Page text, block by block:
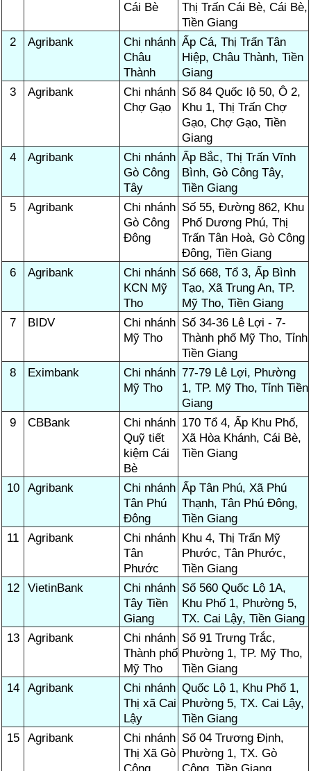
Cái Bè
Thị Trấn Cái Bè, Cái Bè,
Tiền Giang
2
Agribank
Chi nhánh
Châu
Thành
Ấp Cá, Thị Trấn Tân
Hiệp, Châu Thành, Tiền
Giang
3
Agribank
Chi nhánh
Chợ Gạo
Số 84 Quốc lộ 50, Ô 2,
Khu 1, Thị Trấn Chợ
Gạo, Chợ Gạo, Tiền
Giang
4
Agribank
Chi nhánh
Gò Công
Tây
Ấp Bắc, Thị Trấn Vĩnh
Bình, Gò Công Tây,
Tiền Giang
5
Agribank
Chi nhánh
Gò Công
Đông
Số 55, Đường 862, Khu
Phố Dương Phú, Thị
Trấn Tân Hoà, Gò Công
Đông, Tiền Giang
6
Agribank
Chi nhánh
KCN Mỹ
Tho
Số 668, Tổ 3, Ấp Bình
Tạo, Xã Trung An, TP.
Mỹ Tho, Tiền Giang
7
BIDV
Chi nhánh
Mỹ Tho
Số 34-36 Lê Lợi - 7-
Thành phố Mỹ Tho, Tỉnh
Tiền Giang
8
Eximbank
Chi nhánh
Mỹ Tho
77-79 Lê Lợi, Phường
1, TP. Mỹ Tho, Tỉnh Tiền
Giang
9
CBBank
Chi nhánh
Quỹ tiết
kiệm Cái
Bè
170 Tổ 4, Ấp Khu Phố,
Xã Hòa Khánh, Cái Bè,
Tiền Giang
10 Agribank
Chi nhánh
Tân Phú
Đông
Ấp Tân Phú, Xã Phú
Thạnh, Tân Phú Đông,
Tiền Giang
11
Agribank
Chi nhánh
Tân
Phước
Khu 4, Thị Trấn Mỹ
Phước, Tân Phước,
Tiền Giang
12
VietinBank
Chi nhánh
Tây Tiền
Giang
Số 560 Quốc Lộ 1A,
Khu Phố 1, Phường 5,
TX. Cai Lậy, Tiền Giang
13
Agribank
Chi nhánh
Thành phố
Mỹ Tho
Số 91 Trưng Trắc,
Phường 1, TP. Mỹ Tho,
Tiền Giang
14
Agribank
Chi nhánh
Thị xã Cai
Lậy
Quốc Lộ 1, Khu Phố 1,
Phường 5, TX. Cai Lậy,
Tiền Giang
15
Agribank
Chi nhánh
Thị Xã Gò
Số 04 Trương Định,
Phường 1, TX. Gò